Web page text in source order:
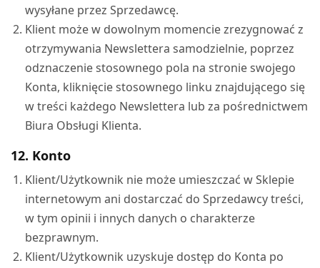
wysyłane przez Sprzedawcę.
Klient może w dowolnym momencie zrezygnować z
otrzymywania Newslettera samodzielnie, poprzez
odznaczenie stosownego pola na stronie swojego
Konta, kliknięcie stosownego linku znajdującego się
w treści każdego Newslettera lub za pośrednictwem
Biura Obsługi Klienta.
12. Konto
Klient/Użytkownik nie może umieszczać w Sklepie
internetowym ani dostarczać do Sprzedawcy treści,
w tym opinii i innych danych o charakterze
bezprawnym.
Klient/Użytkownik uzyskuje dostęp do Konta po